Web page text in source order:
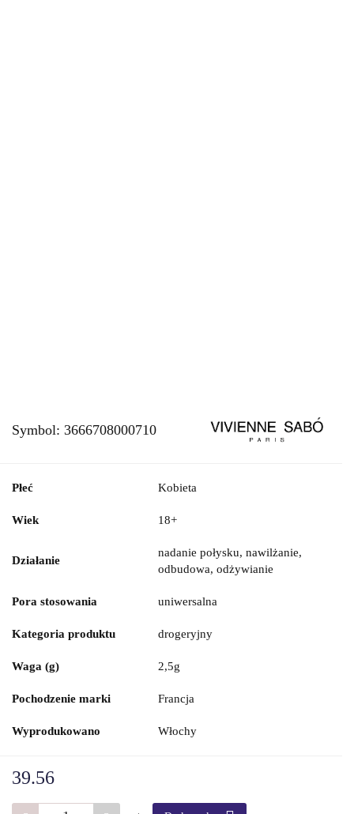
Symbol: 3666708000710
Płeć Kobieta
Wiek 18+
Działanie
nadanie połysku, nawilżanie,
odbudowa, odżywianie
Pora stosowania uniwersalna
Kategoria produktu drogeryjny
Waga (g) 2,5g
Pochodzenie marki Francja
Wyprodukowano Włochy
39.56